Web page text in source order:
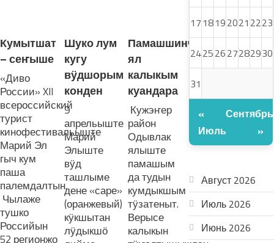
Кумытшат
– сеҥыше
«Диво
России» XII
всероссийский
турист
кинофестивальыште
Марий Эл
гыч кум
паша
палемдалтын.
Чылаже
тушко
Российын
52 регионжо
Шуко лум
кугу
вӱдшорым
конден
9
апрельыште
Марий
Элыште
вӱд
ташлыме
дене «саре»
(оранжевый)
кӱкшытан
лӱдыкшӧ
Памашшинча
ял
калыкым
куандара
Кужэҥер
район
Одывлак
ялыште
памашым
да тудын
кумдыкшым
тӱзатеныт.
Верысе
калыкын
1718192021 2223
24252627282930
31
«
Июль
Сентябрь
»
Август 2026
Июль 2026
Июнь 2026